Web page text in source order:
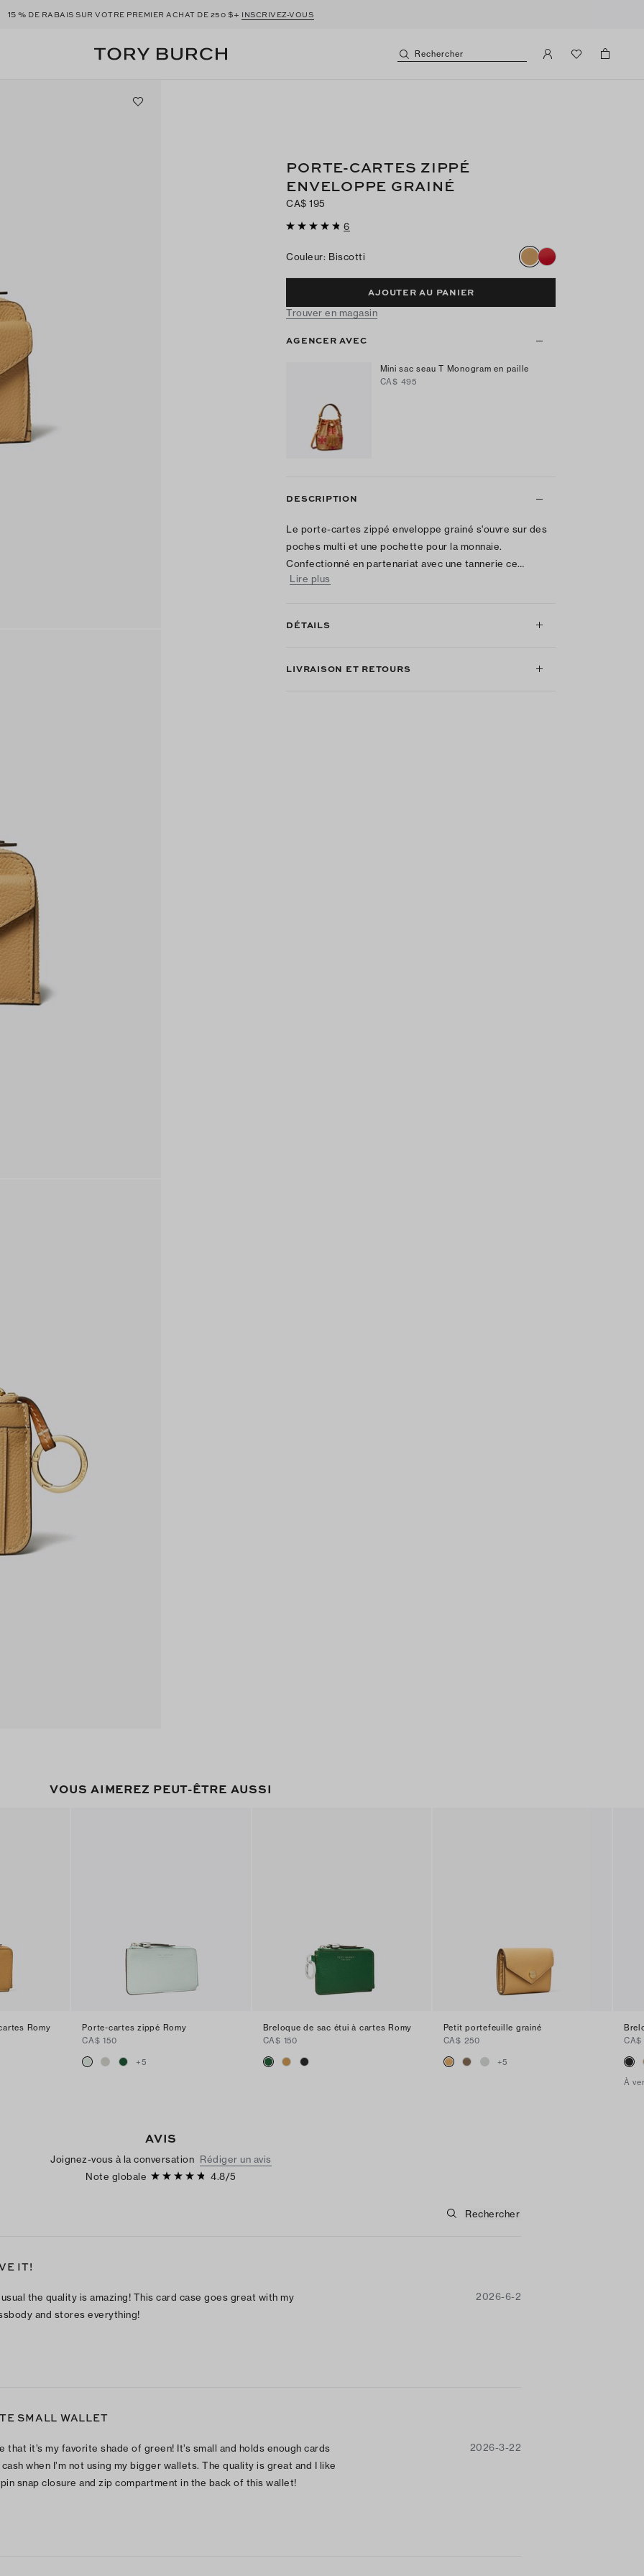
15 % DE RABAIS SUR VOTRE PREMIER ACHAT DE 250 $+ INSCRIVEZ-VOUS
Rechercher
PORTE-CARTES ZIPPÉ
ENVELOPPE GRAINÉ
CA$ 195
6
Couleur: Biscotti
AJOUTER AU PANIER
Trouver en magasin
AGENCER AVEC
Mini sac seau T Monogram en paille
CA$ 495
DESCRIPTION
Le porte-cartes zippé enveloppe grainé s'ouvre sur des
poches multi et une pochette pour la monnaie.
Confectionné en partenariat avec une tannerie ce…
Lire plus
DÉTAILS
LIVRAISON ET RETOURS
VOUS AIMEREZ PEUT-ÊTRE AUSSI
Romy
Porte-cartes zippé Romy
CA$ 150
+5
Breloque de sac étui à cartes Romy
CA$ 150
Petit portefeuille grainé
CA$ 250
+5
CA$
À
AVIS
Joignez-vous à la conversation Rédiger un avis
Note globale
4.8/5
IT!
usual the quality is amazing! This card case goes great with my
and stores everything!
2026-6-2
SMALL WALLET
that it’s my favorite shade of green! It’s small and holds enough cards
cash when I’m not using my bigger wallets. The quality is great and I like
snap closure and zip compartment in the back of this wallet!
2026-3-22